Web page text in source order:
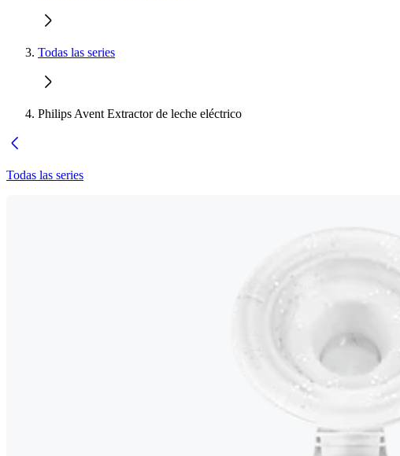
Todas las series
Philips Avent Extractor de leche eléctrico
Todas las series